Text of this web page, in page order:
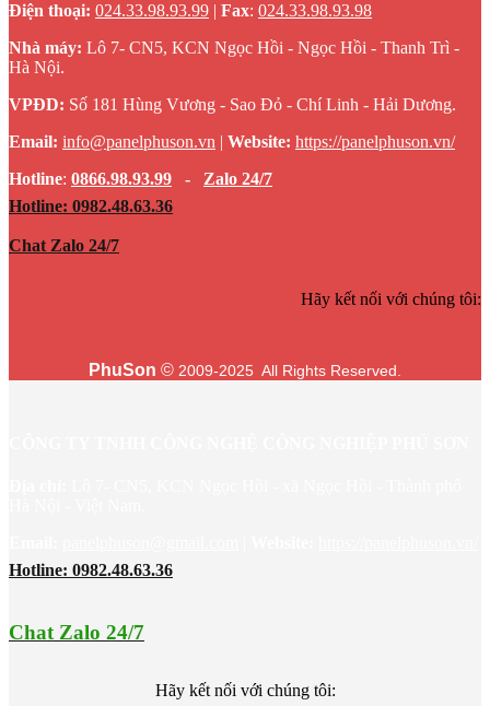
Điện thoại: 024.33.98.93.99 | Fax: 024.33.98.93.98
Nhà máy: Lô 7- CN5, KCN Ngọc Hồi - Ngọc Hồi - Thanh Trì -
Hà Nội.
VPĐD: Số 181 Hùng Vương - Sao Đỏ - Chí Linh - Hải Dương.
Email: info@panelphuson.vn | Website: https://panelphuson.vn/
Hotline: 0866.98.93.99 - Zalo 24/7
Hotline: 0982.48.63.36
Chat Zalo 24/7
Hãy kết nối với chúng tôi:
PhuSon © 2009-2025 All Rights Reserved.
Hotline: 0982.48.63.36
Chat Zalo 24/7
Hãy kết nối với chúng tôi: